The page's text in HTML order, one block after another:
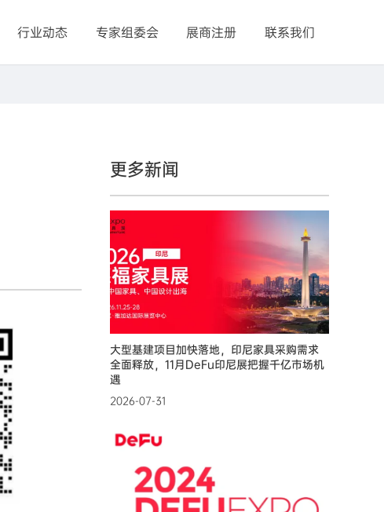
行业动态 专家组委会 展商注册 联系我们
更多新闻
大型基建项目加快落地，印尼家具采购需求
全面释放，11月DeFu印尼展把握千亿市场机
遇
2026-07-31